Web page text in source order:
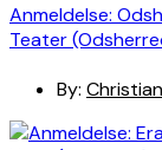
Anmeldelse:
Teater
By: